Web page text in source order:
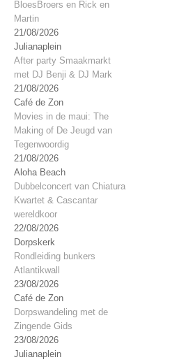
BloesBroers en Rick en
Martin
21/08/2026
Julianaplein
After party Smaakmarkt
met DJ Benji & DJ Mark
21/08/2026
Café de Zon
Movies in de maui: The
Making of De Jeugd van
Tegenwoordig
21/08/2026
Aloha Beach
Dubbelconcert van Chiatura
Kwartet & Cascantar
wereldkoor
22/08/2026
Dorpskerk
Rondleiding bunkers
Atlantikwall
23/08/2026
Café de Zon
Dorpswandeling met de
Zingende Gids
23/08/2026
Julianaplein